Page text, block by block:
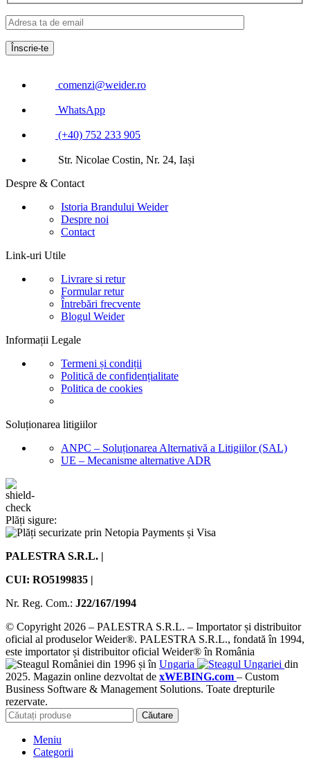
comenzi@weider.ro
WhatsApp
(+40) 752 233 905
Str. Nicolae Costin, Nr. 24, Iași
Despre & Contact
Istoria Brandului Weider
Despre noi
Contact
Link-uri Utile
Livrare si retur
Formular retur
Întrebări frecvente
Blogul Weider
Informații Legale
Termeni și condiții
Politică de confidențialitate
Politica de cookies
Soluționarea litigiilor
ANPC – Soluționarea Alternativă a Litigiilor (SAL)
UE – Mecanisme alternative ADR
Plăți sigure:
PALESTRA S.R.L. |
CUI: RO5199835 |
Nr. Reg. Com.: J22/167/1994
© Copyright 2026 – PALESTRA S.R.L. – Importator și distribuitor
oficial al produselor Weider®. PALESTRA S.R.L., fondată în 1994,
este importator și distribuitor oficial Weider® în România
din 1996 și în Ungaria
din
2025. Magazin online dezvoltat de xWEBING.com – Custom
Business Software & Management Solutions. Toate drepturile
rezervate.
Căutare
Meniu
Categorii